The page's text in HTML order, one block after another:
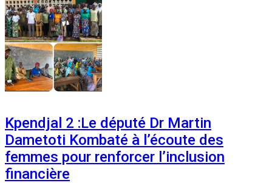
Kpendjal 2 :Le député Dr Martin
Dametoti Kombaté à l’écoute des
femmes pour renforcer l’inclusion
financière